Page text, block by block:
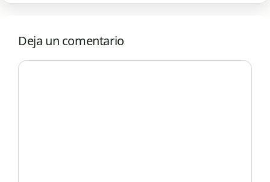
Deja un comentario
Comentario